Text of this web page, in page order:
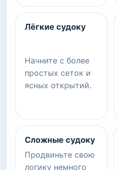
Лёгкие судоку
Начните с более
простых сеток и
ясных открытий.
Сложные судоку
Продвиньте свою
логику немного